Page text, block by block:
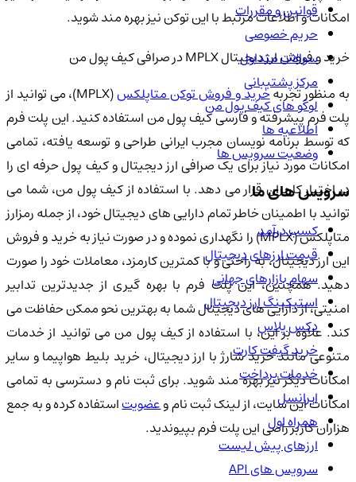
امکانات و اطلاعات مرتبط با این توکن نیز بهره مند شوید.
خرید و فروش ارز دیجیتال MPLX در صرافی کیف پول من
به منظور تجربهخرید و فروش توکن متاپلکس
(MPLX)، می توانید از
پلت فرم پیشرفته و فارسی کیف پول من استفاده کنید. این پلت فرم
که توسط برنامه نویسان مجرب ایرانی طراحی و توسعه یافته، تمامی
امکانات مورد نیاز برای یک صرافی ارز دیجیتال و کیف پول حرفه ای را
در اختیار کاربران قرار می دهد. با استفاده از کیف پول من، شما می
توانید با اطمینان خاطر تمام دارایی های دیجیتال خود، از جمله رمزارز
متاپلکس (MPLX) را نگهداری نموده و در صورت نیاز به خرید و فروش
این ارز دیجیتال، به راحتی و با کمترین کارمزد، معاملات خود را صورت
دهید. همچنین، این پلت فرم با بهره گیری از جدیدترین تدابیر
امنیتی، از دارایی های دیجیتال شما به بهترین نحو ممکن حفاظت می
کند. علاوه بر این، با استفاده از کیف پول من می توانید از خدمات
متنوعی مانند خرید شارژ با ارز دیجیتال، خرید بلیط هواپیما و سایر
امکانات دیگر نیز بهره مند شوید. برای ثبت نام و دسترسی به تمامی
امکانات این سایت، از لینک ثبت نام وعضویتاستفاده کرده و به جمع
هزاران کاربر راضی این پلت فرم بپیوندید.
قوانین و مقررات
حریم خصوصی
سوالات متداول
مرکز پشتیبانی
لوگو های کیف پول من
اطلاعیه ها
وضعیت سرویس ها
سرویس های ما
کسب درآمد
قیمت ارزهای دیجیتال
سهام بازارهای جهانی
استیکینگ ارز دیجیتال
دکس پلاس
خرید گیفت کارت
خدمات پرداخت
ایرانسل
همراه اول
ارزهای پیش لیست
سرویس های API